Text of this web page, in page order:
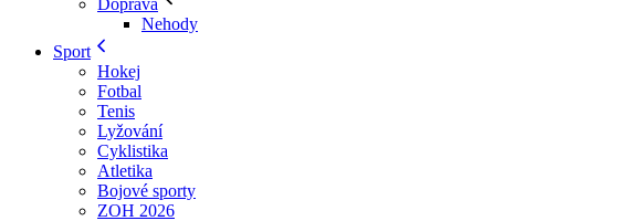
Doprava
Nehody
Sport
Hokej
Fotbal
Tenis
Lyžování
Cyklistika
Atletika
Bojové sporty
ZOH 2026